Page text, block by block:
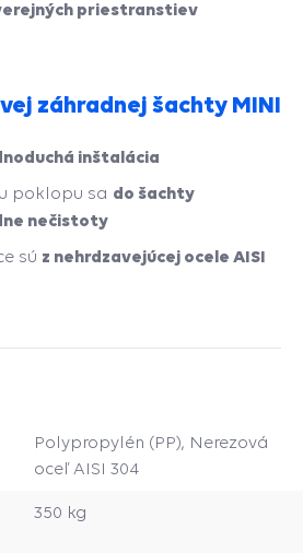
priestranstiev
záhradnej šachty MINI
inštalácia
poklopu sa do šachty
nečistoty
sú z nehrdzavejúcej ocele AISI
Polypropylén (PP), Nerezová
oceľ AISI 304
350 kg